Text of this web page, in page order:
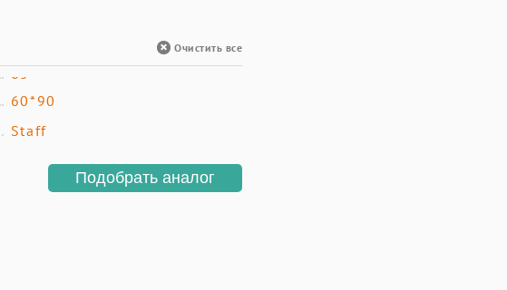
Очистить все
60*90
Staff
Подобрать аналог